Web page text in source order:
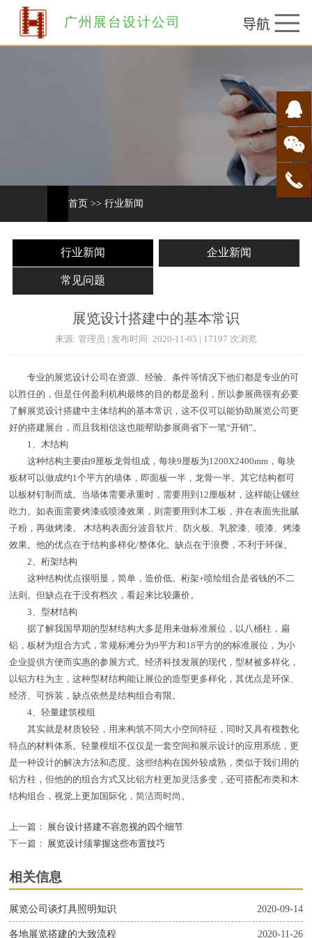
广州展台设计公司
首页 >> 行业新闻
行业新闻 企业新闻
常见问题
展览设计搭建中的基本常识
来源: 管理员 | 发布时间: 2020-11-05 | 17197 次浏览
专业的展览设计公司在资源、经验、条件等情况下他们都是专业的可
以胜任的，但是任何盈利机构最终的目的都是盈利，所以参展商很有必要
了解展览设计搭建中主体结构的基本常识，这不仅可以能协助展览公司更
好的搭建展台，而且我相信这也能帮助参展商省下一笔“开销”。
1、木结构
这种结构主要由9厘板龙骨组成，每块9厘板为1200X2400mm，每块
板材可以做成约1个平方的墙体，即面板一半，龙骨一半。其它结构都可
以板材钉制而成。当墙体需要承重时，需要用到12厘板材，这样能让镙丝
吃力。如表面需要烤漆或喷漆效果，则需要用到木工板，并在表面先批腻
子粉，再做烤漆。 木结构表面分波音软片、防火板、乳胶漆、喷漆、烤漆
效果。他的优点在于结构多样化/整体化。缺点在于浪费，不利于环保。
2、桁架结构
这种结构优点很明显，简单，造价低。桁架+喷绘组合是省钱的不二
法则。但缺点在于没有档次，看起来比较廉价。
3、型材结构
据了解我国早期的型材结构大多是用来做标准展位，以八桶柱，扁
铝，板材为组合方式，常规标滩分为9平方和18平方的的标准展位，为小
企业提供方便而实惠的参展方式。经济科技发展的现代，型材被多样化，
以铝方柱为主，这种型材结构能让展位的造型更多样化，其优点是环保、
经济、可拆装，缺点依然是结构组合有限。
4、轻量建筑模组
其实就是材质较轻，用来构筑不同大小空间特征，同时又具有模数化
特点的材料体系。轻量模组不仅仅是一套空间和展示设计的应用系统，更
是一种设计的解决方法和态度。这些结构在国外较成熟，类似于我们用的
铝方柱，但他的的组合方式又比铝方柱更加灵活多变，还可搭配布类和木
结构组合，视觉上更加国际化，简洁而时尚。
上一篇：
展台设计搭建不容忽视的四个细节
下一篇：
展览设计须掌握这些布置技巧
相关信息
2020-09-14
展览公司谈灯具照明知识
2020-11-26
各地展览搭建的大致流程